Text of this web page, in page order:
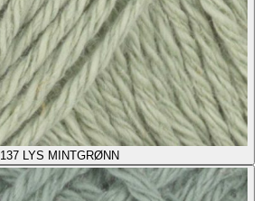
137 LYS MINTGRØNN